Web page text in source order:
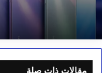
مقالات ذات صلة